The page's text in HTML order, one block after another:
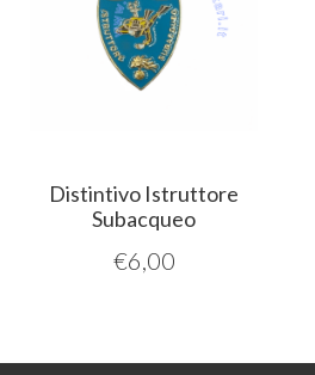
Distintivo Istruttore
Subacqueo
€6,00